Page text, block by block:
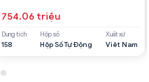
754.06 triệu
Dung tích
158
Hộp số
Hộp Số Tự Động
Xuất xứ
Viêt Nam